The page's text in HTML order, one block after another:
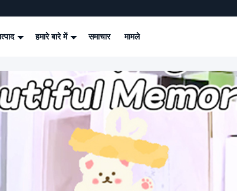
हमारे बारे में समाचार मामले